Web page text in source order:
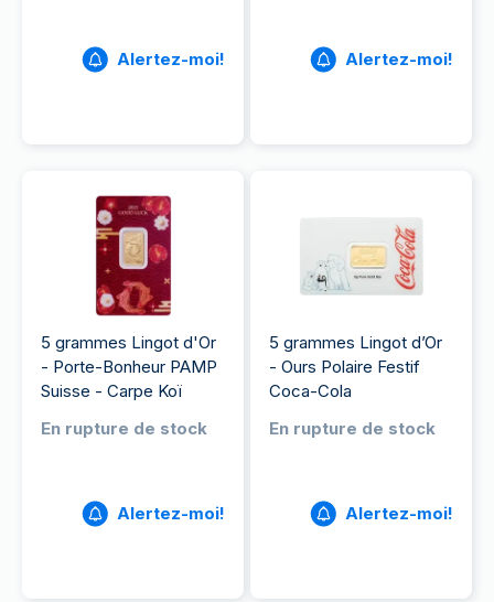
Alertez-moi! Alertez-moi!
5 grammes Lingot d'Or
- Porte-Bonheur PAMP
Suisse - Carpe Koï
En rupture de stock
Alertez-moi!
5 grammes Lingot d’Or
- Ours Polaire Festif
Coca-Cola
En rupture de stock
Alertez-moi!